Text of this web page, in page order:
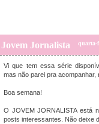
Jovem Jornalista quarta-
Vi que tem essa série
mas não parei pra acompanhar,
Boa semana!
O JOVEM JORNALISTA está
posts interessantes. Não deixe